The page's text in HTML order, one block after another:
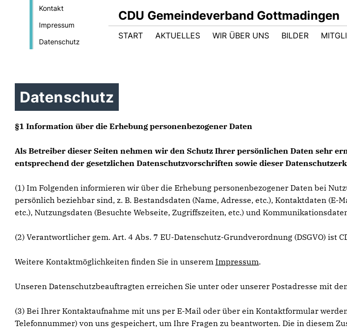
Kontakt
Impressum
Datenschutz
CDU Gemeindeverband Gottmadingen
START AKTUELLES WIR ÜBER UNS BILDER
Datenschutz
§1 Information über die Erhebung personenbezogener Daten
Als Betreiber dieser Seiten nehmen wir den Schutz Ihrer persönlichen Daten sehr
entsprechend der gesetzlichen Datenschutzvorschriften sowie dieser
(1) Im Folgenden informieren wir über die Erhebung personenbezogener Daten bei
persönlich beziehbar sind, z. B. Bestandsdaten (Name, Adresse, etc.), Kontaktdaten
etc.), Nutzungsdaten (Besuchte Webseite, Zugriffszeiten, etc.) und
(2) Verantwortlicher gem. Art. 4 Abs. 7 EU-Datenschutz-Grundverordnung (DSGVO) ist
Weitere Kontaktmöglichkeiten finden Sie in unserem Impressum.
Unseren Datenschutzbeauftragten erreichen Sie unter oder unserer Postadresse mit
(3) Bei Ihrer Kontaktaufnahme mit uns per E-Mail oder über ein Kontaktformular
Telefonnummer) von uns gespeichert, um Ihre Fragen zu beantworten. Die in diesem